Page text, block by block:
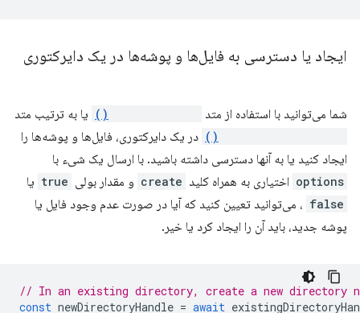
ایجاد یا دسترسی به فایل‌ها و پوشه‌ها در یک دایرکتوری
شما می‌توانید با استفاده از متد یا به ترتیب متد
در یک دایرکتوری، فایل‌ها و پوشه‌ها را
ایجاد کنید یا به آنها دسترسی داشته باشید. با ارسال یک شیء با
options اختیاری به همراه کلید create و مقدار بولی true یا
false ، می‌توانید تعیین کنید که آیا در صورت عدم وجود فایل یا
پوشه جدید، باید آن را ایجاد کرد یا خیر.
// In an existing directory, create a new directory
const newDirectoryHandle = await